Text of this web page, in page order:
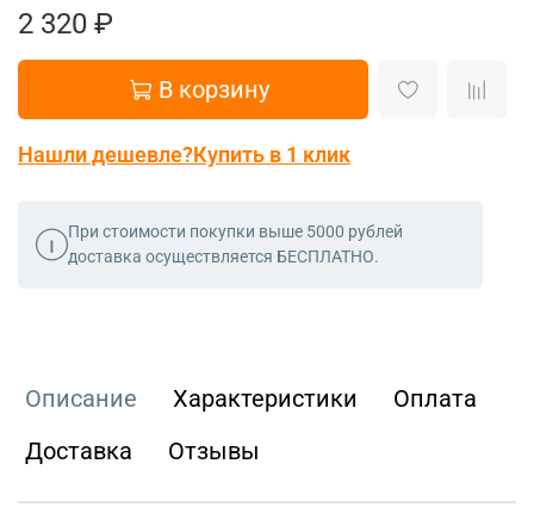
2 320 ₽
В корзину
Нашли дешевле?Купить в 1 клик
При стоимости покупки выше 5000 рублей
доставка осуществляется БЕСПЛАТНО.
Описание Характеристики
Оплата
Доставка
Отзывы